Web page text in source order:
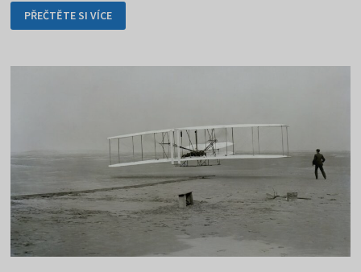
AUTONOMNÍ
ŘÍZENÍ
V
PŘEČTĚTE SI VÍCE